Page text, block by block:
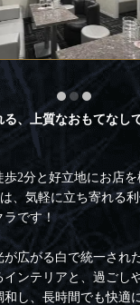
る、上質なおもてなし
歩2分と好立地にお店
、気軽に立ち寄れる
ラです！
広がる白で統一され
インテリアと、過ごし
和し、長時間でも快適